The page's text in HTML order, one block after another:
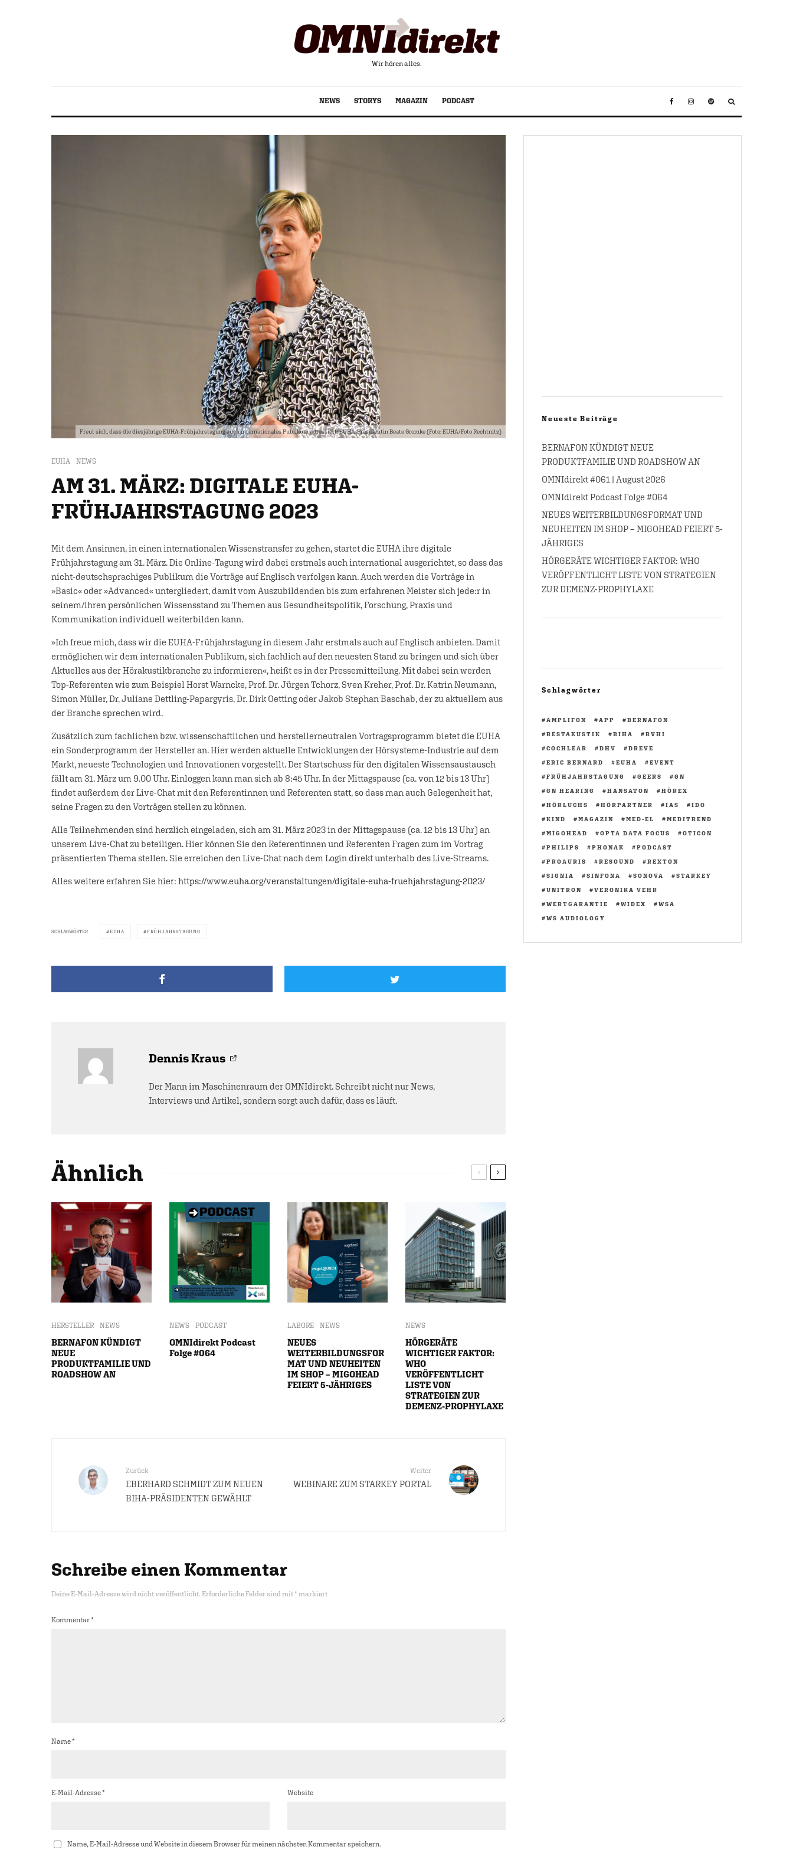
Wir hören alles.
NEWS STORYS MAGAZIN PODCAST
Freut sich, dass die diesjährige EUHA-Frühjahrstagung auch internationales Publikum adressiert: EUHA-Präsidentin Beate Gromke (Foto: EUHA/Foto Rechtnitz)
EUHA NEWS
AM 31. MÄRZ: DIGITALE EUHA-
FRÜHJAHRSTAGUNG 2023
Mit dem Ansinnen, in einen internationalen Wissenstransfer zu gehen, startet die EUHA ihre digitale
Frühjahrstagung am 31. März. Die Online-Tagung wird dabei erstmals auch international ausgerichtet, so dass das
nicht-deutschsprachiges Publikum die Vorträge auf Englisch verfolgen kann. Auch werden die Vorträge in
»Basic« oder »Advanced« untergliedert, damit vom Auszubildenden bis zum erfahrenen Meister sich jede:r in
seinem/ihren persönlichen Wissensstand zu Themen aus Gesundheitspolitik, Forschung, Praxis und
Kommunikation individuell weiterbilden kann.
»Ich freue mich, dass wir die EUHA-Frühjahrstagung in diesem Jahr erstmals auch auf Englisch anbieten. Damit
ermöglichen wir dem internationalen Publikum, sich fachlich auf den neuesten Stand zu bringen und sich über
Aktuelles aus der Hörakustikbranche zu informieren«, heißt es in der Pressemitteilung. Mit dabei sein werden
Top-Referenten wie zum Beispiel Horst Warncke, Prof. Dr. Jürgen Tchorz, Sven Kreher, Prof. Dr. Katrin Neumann,
Simon Müller, Dr. Juliane Dettling-Papargyris, Dr. Dirk Oetting oder Jakob Stephan Baschab, der zu aktuellem aus
der Branche sprechen wird.
Zusätzlich zum fachlichen bzw. wissenschaftlichen und herstellerneutralen Vortragsprogramm bietet die EUHA
ein Sonderprogramm der Hersteller an. Hier werden aktuelle Entwicklungen der Hörsysteme-Industrie auf dem
Markt, neueste Technologien und Innovationen vorgestellt. Der Startschuss für den digitalen Wissensaustausch
fällt am 31. März um 9.00 Uhr. Einloggen kann man sich ab 8:45 Uhr. In der Mittagspause (ca. von 12 bis 13 Uhr)
findet außerdem der Live-Chat mit den Referentinnen und Referenten statt, so dass man auch Gelegenheit hat,
seine Fragen zu den Vorträgen stellen zu können.
Alle Teilnehmenden sind herzlich eingeladen, sich am 31. März 2023 in der Mittagspause (ca. 12 bis 13 Uhr) an
unserem Live-Chat zu beteiligen. Hier können Sie den Referentinnen und Referenten Fragen zum im Vortrag
präsentierten Thema stellen. Sie erreichen den Live-Chat nach dem Login direkt unterhalb des Live-Streams.
Alles weitere erfahren Sie hier: https://www.euha.org/veranstaltungen/digitale-euha-fruehjahrstagung-2023/
SCHLAGWÖRTER EUHA FRÜHJAHRSTAGUNG
Dennis Kraus
Der Mann im Maschinenraum der OMNIdirekt. Schreibt nicht nur News,
Interviews und Artikel, sondern sorgt auch dafür, dass es läuft.
Ähnlich
HERSTELLER NEWS
BERNAFON KÜNDIGT
NEUE
PRODUKTFAMILIE UND
ROADSHOW AN
NEWS PODCAST
OMNIdirekt Podcast
Folge #064
LABORE NEWS
NEUES
WEITERBILDUNGSFOR
MAT UND NEUHEITEN
IM SHOP – MIGOHEAD
FEIERT 5-JÄHRIGES
NEWS
HÖRGERÄTE
WICHTIGER FAKTOR:
WHO
VERÖFFENTLICHT
LISTE VON
STRATEGIEN ZUR
DEMENZ-PROPHYLAXE
Zurück
EBERHARD SCHMIDT ZUM NEUEN
BIHA-PRÄSIDENTEN GEWÄHLT
Weiter
WEBINARE ZUM STARKEY PORTAL
Schreibe einen Kommentar
Deine E-Mail-Adresse wird nicht veröffentlicht. Erforderliche Felder sind mit* markiert
Kommentar*
Name*
E-Mail-Adresse* Website
Name, E-Mail-Adresse und Website in diesem Browser für meinen nächsten Kommentar speichern.
Neueste Beiträge
BERNAFON KÜNDIGT NEUE
PRODUKTFAMILIE UND ROADSHOW AN
OMNIdirekt #061 | August 2026
OMNIdirekt Podcast Folge #064
NEUES WEITERBILDUNGSFORMAT UND
NEUHEITEN IM SHOP – MIGOHEAD FEIERT 5-
JÄHRIGES
HÖRGERÄTE WICHTIGER FAKTOR: WHO
VERÖFFENTLICHT LISTE VON STRATEGIEN
ZUR DEMENZ-PROPHYLAXE
Schlagwörter
AMPLIFON APP
BERNAFON
BESTAKUSTIK
BIHA
BVHI
COCHLEAR
DHV
DREVE
ERIC BERNARD
EUHA
EVENT
FRÜHJAHRSTAGUNG
GEERS
GN
GN HEARING
HANSATON
HÖREX
HÖRLUCHS
HÖRPARTNER IAS
IDO
KIND
MAGAZIN MED-EL
MEDITREND
MIGOHEAD
OPTA DATA FOCUS
OTICON
PHILIPS
PHONAK
PODCAST
PROAURIS
RESOUND
REXTON
SIGNIA
SINFONA SONOVA
STARKEY
UNITRON
VERONIKA VEHR
WERTGARANTIE
WIDEX
WSA
WS AUDIOLOGY